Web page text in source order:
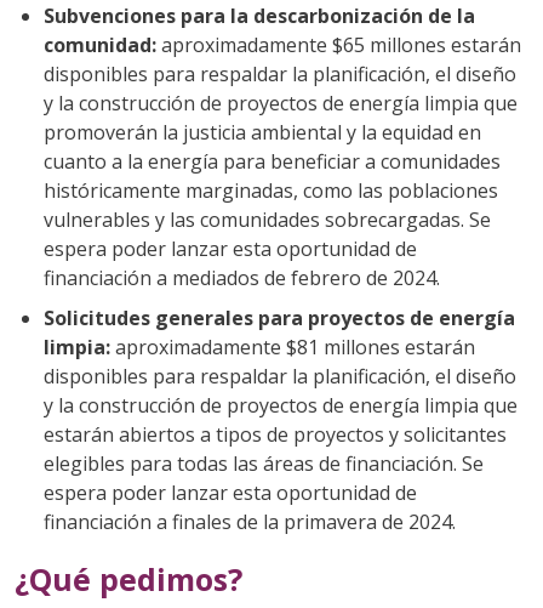
Subvenciones para la descarbonización de la
comunidad:aproximadamente $65 millones estarán
disponibles para respaldar la planificación, el diseño
y la construcción de proyectos de energía limpia que
promoverán la justicia ambiental y la equidad en
cuanto a la energía para beneficiar a comunidades
históricamente marginadas, como las poblaciones
vulnerables y las comunidades sobrecargadas. Se
espera poder lanzar esta oportunidad de
financiación a mediados de febrero de 2024.
Solicitudes generales para proyectos de energía
limpia:aproximadamente $81 millones estarán
disponibles para respaldar la planificación, el diseño
y la construcción de proyectos de energía limpia que
estarán abiertos a tipos de proyectos y solicitantes
elegibles para todas las áreas de financiación. Se
espera poder lanzar esta oportunidad de
financiación a finales de la primavera de 2024.
¿Qué pedimos?